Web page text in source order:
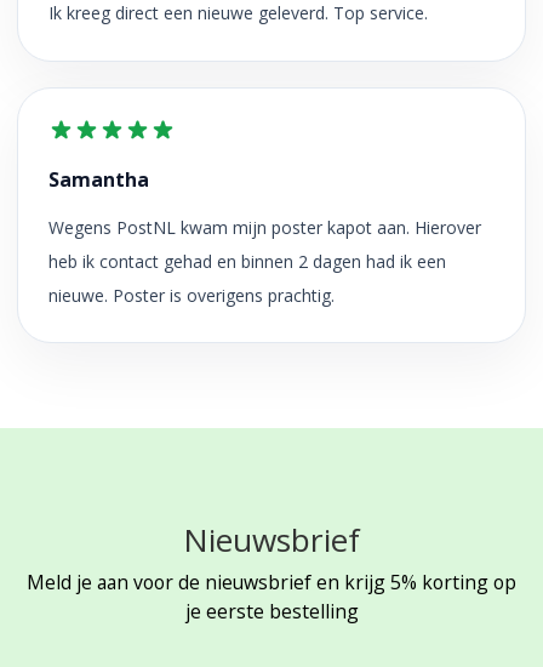
Ik kreeg direct een nieuwe geleverd. Top service.
Samantha
Wegens PostNL kwam mijn poster kapot aan. Hierover
heb ik contact gehad en binnen 2 dagen had ik een
nieuwe. Poster is overigens prachtig.
Nieuwsbrief
Meld je aan voor de nieuwsbrief en krijg 5% korting op
je eerste bestelling